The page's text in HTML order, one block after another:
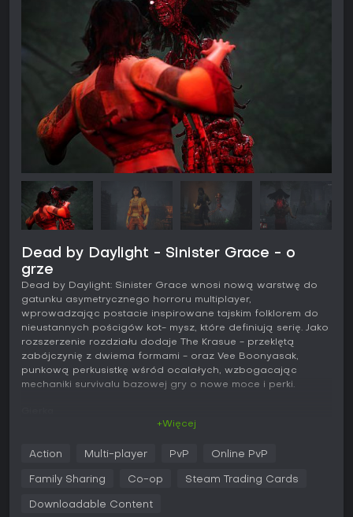
Dead by Daylight - Sinister Grace - o
grze
Dead by Daylight: Sinister Grace wnosi nową warstwę do
gatunku asymetrycznego horroru multiplayer,
wprowadzając postacie inspirowane tajskim folklorem do
nieustannych pościgów kot- mysz, które definiują serię. Jako
rozszerzenie rozdziału dodaje The Krasue - przeklętą
zabójczynię z dwiema formami - oraz Vee Boonyasak,
punkową perkusistkę wśród ocalałych, wzbogacając
mechaniki survivalu bazowej gry o nowe moce i perki.
W Dead by Daylight: Sinister Grace podstawowa pętla
gracz wciela się w zabójcę polującego na czwórkę
ocalałych. Ci ostatni muszą naprawić generatory
unikając przy tym pościgów zabójcy. The Krasue wyróżnia
+Więcej
Action Multi-player PvP Online PvP
Family Sharing Co-op Steam Trading Cards
Downloadable Content